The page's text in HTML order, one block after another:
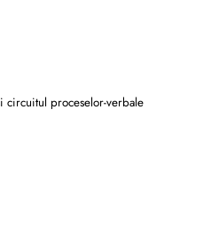
proceselor-verbale